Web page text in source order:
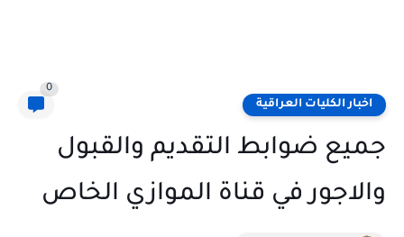
اخبار الكليات العراقية
0
جميع ضوابط التقديم والقبول
والاجور في قناة الموازي الخاص